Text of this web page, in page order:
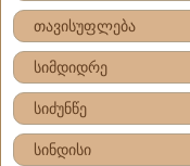
თავისუფლება
სიმდიდრე
სიძუნწე
სინდისი